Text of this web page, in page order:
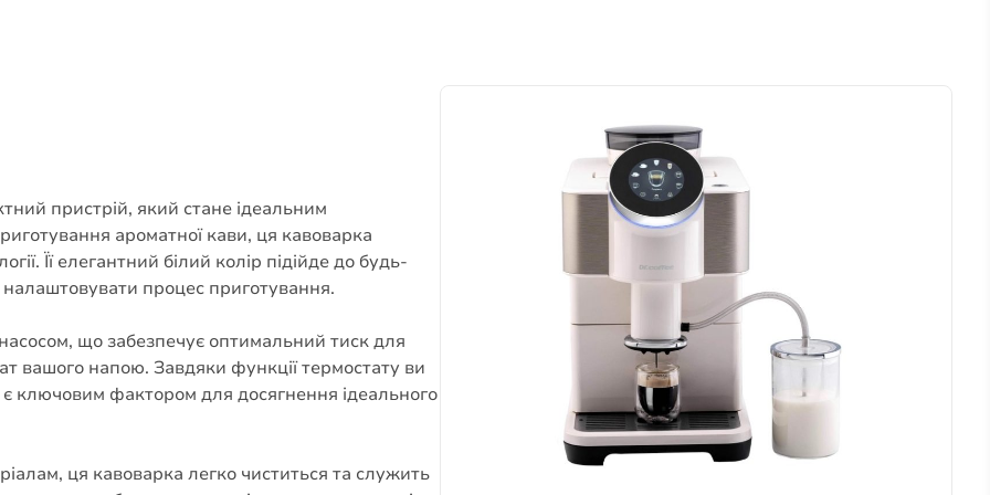
пристрій, який стане ідеальним
ароматної кави, ця кавоварка
Її елегантний білий колір підійде до будь-
налаштовувати процес приготування.
що забезпечує оптимальний тиск для
вашого напою. Завдяки функції термостату ви
ключовим фактором для досягнення ідеального
ця кавоварка легко чиститься та служить